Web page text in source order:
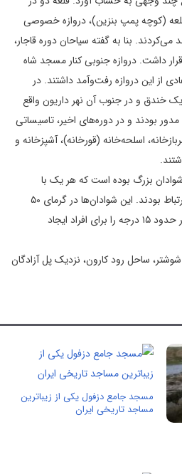
(کوچه پمپ بنزین)، دروازه خصوصی
بنا به گفته سیاحان دوره قاجار،
داشت. دروازه جنوبی کنار مسجد شاه
از این دروازه رفت‌و‌آمد داشتند. در
خندق و در جنوب آن نهر داریون واقع
بودند و در دوره‌های اخیر، تاسیساتی
اسلحه‌خانه (قورخانه)، آشپزخانه و
بزرگ بوده است که هر یک با
شوادان‌های درون بافت شهر در ارتباط بودند. این شوادان‌ها در گرمای ۵۰
درجه خوزستان محیطی خنک، در حدود ۱۵ درجه را برای افراد ایجاد
ساحل رود کارون، نزدیک پل آزادگان
مسجد جامع دزفول یکی از زیباترین
مساجد تاریخی ایران